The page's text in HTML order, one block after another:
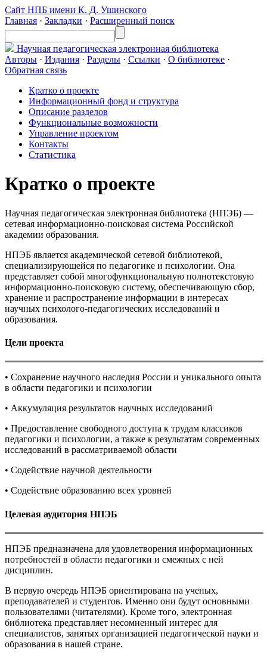
Сайт НПБ имени К. Д. Ушинского
Главная · Закладки · Расширенный поиск
Научная педагогическая электронная библиотека
Авторы · Издания · Разделы · Ссылки · О библиотеке ·
Обратная связь
Кратко о проекте
Информационный фонд и структура
Описание разделов
Функциональные возможности
Управление проектом
Контакты
Статистика
Кратко о проекте
Научная педагогическая электронная библиотека (НПЭБ) —
сетевая информационно-поисковая система Российской
академии образования.
НПЭБ является академической сетевой библиотекой,
специализирующейся по педагогике и психологии. Она
представляет собой многофункциональную полнотекстовую
информационно-поисковую систему, обеспечивающую сбор,
хранение и распространение информации в интересах
научных психолого-педагогических исследований и
образования.
Цели проекта
• Сохранение научного наследия России и уникального опыта
в области педагогики и психологии
• Аккумуляция результатов научных исследований
• Предоставление свободного доступа к трудам классиков
педагогики и психологии, а также к результатам современных
исследований в рассматриваемой области
• Содействие научной деятельности
• Содействие образованию всех уровней
Целевая аудитория НПЭБ
НПЭБ предназначена для удовлетворения информационных
потребностей в области педагогики и смежных с ней
дисциплин.
В первую очередь НПЭБ ориентирована на ученых,
преподавателей и студентов. Именно они будут основными
пользователями (читателями). Кроме того, электронная
библиотека представляет несомненный интерес для
специалистов, занятых организацией педагогической науки и
образования в нашей стране.